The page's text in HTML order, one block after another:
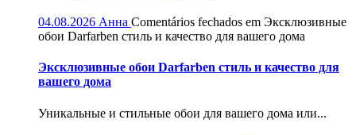
04.08.2026 Анна Comentários fechados em Эксклюзивные
обои Darfarben стиль и качество для вашего дома
Эксклюзивные обои Darfarben стиль и качество для
вашего дома
Уникальные и стильные обои для вашего дома или...